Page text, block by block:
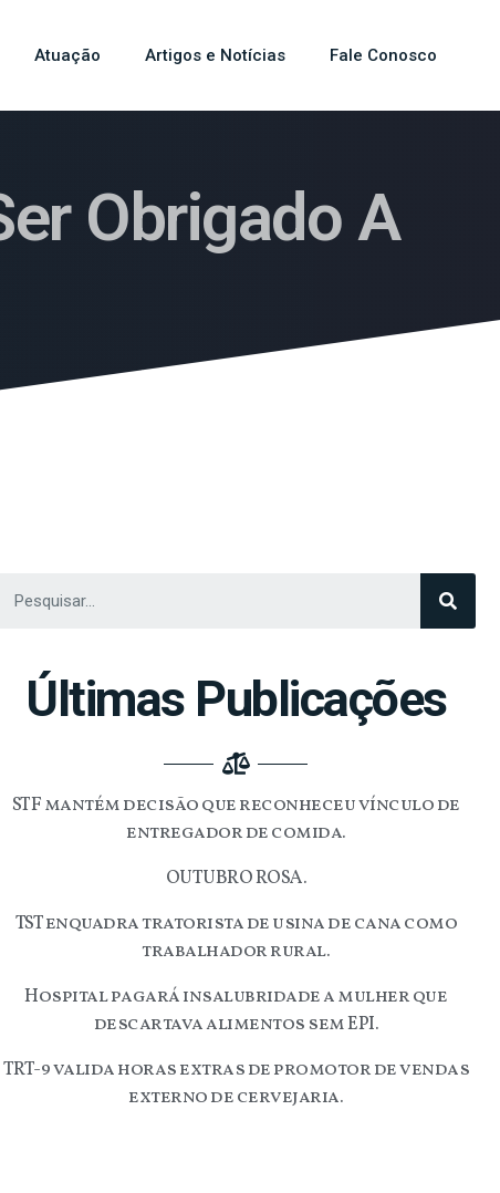
Atuação Artigos e Notícias Fale Conosco
Obrigado A
Últimas Publicações
STF mantém decisão que reconheceu vínculo de
entregador de comida.
OUTUBRO ROSA.
TST enquadra tratorista de usina de cana como
trabalhador rural.
Hospital pagará insalubridade a mulher que
descartava alimentos sem EPI.
TRT-9 valida horas extras de promotor de vendas
externo de cervejaria.